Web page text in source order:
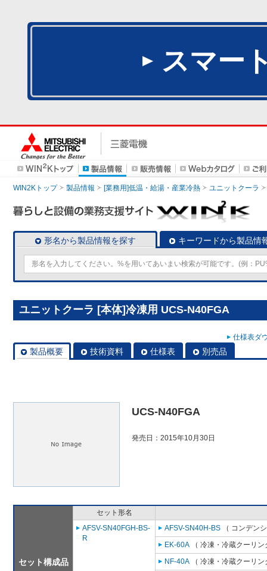
スマー
WIN2Kトップ 製品情報 [業務用]低温・給湯・産業冷熱 ユニットクーラ
形名から製品情報を探す キーワードから製品情
ユニットクーラ [本体]冷凍用 UCS-N40FGA
仕様表ダ
製品概要 技術資料 仕様表 別売品
UCS-N40FGA
発売日：2015年10月30日
セット構成品
セット形名
AFSV-SN40FGH-BS-
R
AFSV-SN40H-BS （ コンデン
EK-60A （ 冷凍・冷蔵クーリ
NF-40A （ 冷凍・冷蔵クーリ